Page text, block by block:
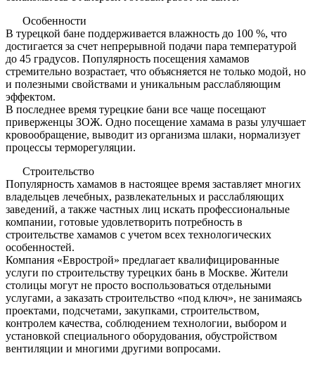
Особенности
В турецкой бане поддерживается влажность до 100 %, что
достигается за счет непрерывной подачи пара температурой
до 45 градусов. Популярность посещения хамамов
стремительно возрастает, что объясняется не только модой, но
и полезными свойствами и уникальным расслабляющим
эффектом.
В последнее время турецкие бани все чаще посещают
приверженцы ЗОЖ. Одно посещение хамама в разы улучшает
кровообращение, выводит из организма шлаки, нормализует
процессы терморегуляции.
Строительство
Популярность хамамов в настоящее время заставляет многих
владельцев лечебных, развлекательных и расслабляющих
заведений, а также частных лиц искать профессиональные
компании, готовые удовлетворить потребность в
строительстве хамамов с учетом всех технологических
особенностей.
Компания «Еврострой» предлагает квалифицированные
услуги по строительству турецких бань в Москве. Жители
столицы могут не просто воспользоваться отдельными
услугами, а заказать строительство «под ключ», не занимаясь
проектами, подсчетами, закупками, строительством,
контролем качества, соблюдением технологии, выбором и
установкой специального оборудования, обустройством
вентиляции и многими другими вопросами.